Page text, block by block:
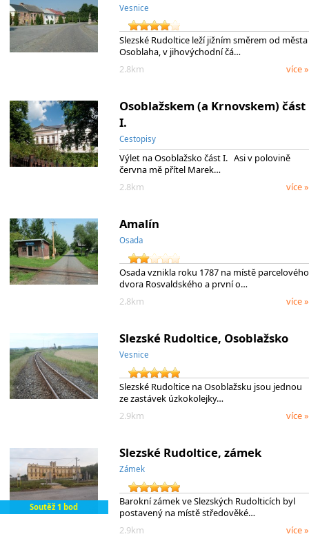
Vesnice
Slezské Rudoltice leží jižním směrem od města
Osoblaha, v jihovýchodní čá…
2.8km
více »
Osoblažskem (a Krnovskem) část
I.
Cestopisy
Výlet na Osoblažsko část I. Asi v polovině
června mě přítel Marek…
2.8km
více »
Amalín
Osada
Osada vznikla roku 1787 na místě parcelového
dvora Rosvaldského a první o…
2.8km
více »
Slezské Rudoltice, Osoblažsko
Vesnice
Slezské Rudoltice na Osoblažsku jsou jednou
ze zastávek úzkokolejky…
2.9km
více »
Soutěž 1 bod
Slezské Rudoltice, zámek
Zámek
Barokní zámek ve Slezských Rudolticích byl
postavený na místě středověké…
2.9km
více »